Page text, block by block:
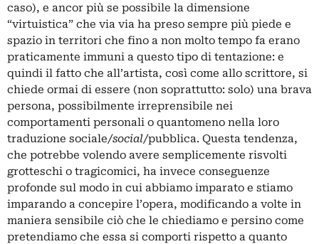
caso), e ancor più se possibile la dimensione
“virtuistica” che via via ha preso sempre più piede e
spazio in territori che fino a non molto tempo fa erano
praticamente immuni a questo tipo di tentazione: e
quindi il fatto che all’artista, così come allo scrittore, si
chiede ormai di essere (non soprattutto: solo) una brava
persona, possibilmente irreprensibile nei
comportamenti personali o quantomeno nella loro
traduzione sociale/social/pubblica. Questa tendenza,
che potrebbe volendo avere semplicemente risvolti
grotteschi o tragicomici, ha invece conseguenze
profonde sul modo in cui abbiamo imparato e stiamo
imparando a concepire l’opera, modificando a volte in
maniera sensibile ciò che le chiediamo e persino come
pretendiamo che essa si comporti rispetto a quanto